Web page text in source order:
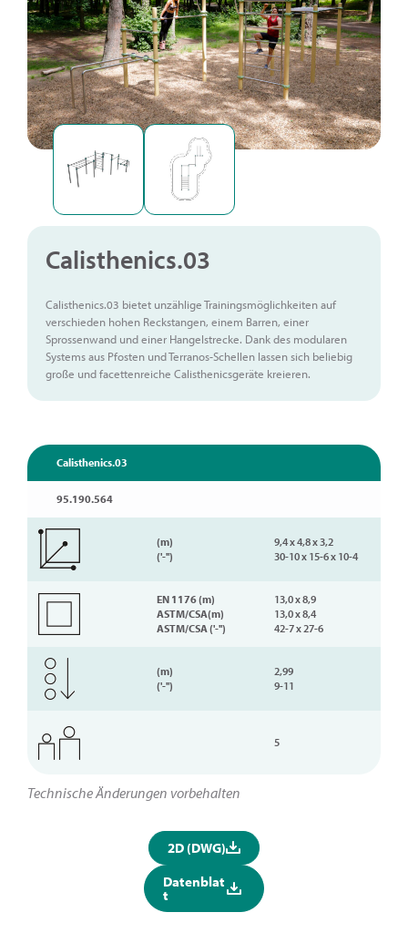
Calisthenics.03
Calisthenics.03 bietet unzählige Trainingsmöglichkeiten auf
verschieden hohen Reckstangen, einem Barren, einer
Sprossenwand und einer Hangelstrecke. Dank des modularen
Systems aus Pfosten und Terranos-Schellen lassen sich beliebig
große und facettenreiche Calisthenicsgeräte kreieren.
Calisthenics.03
95.190.564
(m)
('-'')
9,4 x 4,8 x 3,2
30-10 x 15-6 x 10-4
EN 1176 (m)
ASTM/CSA(m)
ASTM/CSA ('-'')
13,0 x 8,9
13,0 x 8,4
42-7 x 27-6
(m)
('-'')
2,99
9-11
5
Technische Änderungen vorbehalten
2D (DWG)
Datenblat
t